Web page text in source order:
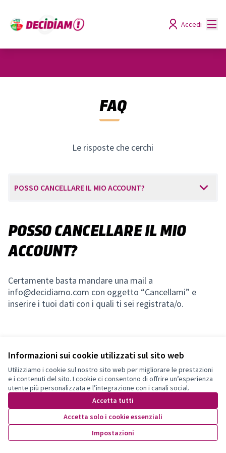
Informazioni sui cookie utilizzati sul sito web
Utilizziamo i cookie sul nostro sito web per migliorare le prestazioni
e i contenuti del sito. I cookie ci consentono di offrire un’esperienza
utente più personalizzata e l’integrazione con i canali social.
Accetta tutti
Accetta solo i cookie essenziali
Impostazioni
Accedi
FAQ
Le risposte che cerchi
POSSO CANCELLARE IL MIO ACCOUNT?
POSSO CANCELLARE IL MIO
ACCOUNT?
Certamente basta mandare una mail a
info@decidiamo.com con oggetto “Cancellami” e
inserire i tuoi dati con i quali ti sei registrata/o.
Terms of Service
Impostazioni dei cookie
Made with ❤️ Sito web creato con software libero.
Licenza